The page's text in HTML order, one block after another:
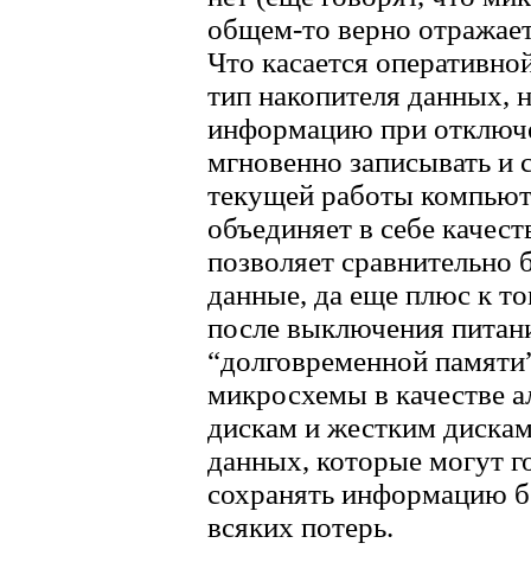
общем-то верно
Что касается
тип накопителя данных,
информацию при
мгновенно записывать и
текущей работы
объединяет в себе
позволяет сравнительно
данные, да еще плюс к
после выключения
“долговременной
микросхемы в качестве
дискам и жестким
данных, которые могут
сохранять информацию
всяких потерь.